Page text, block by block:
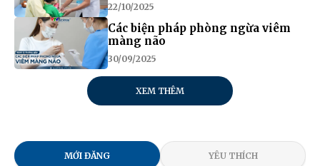
22/10/2025
Các biện pháp phòng ngừa viêm
màng não
30/09/2025
XEM THÊM
MỚI ĐĂNG YÊU THÍCH